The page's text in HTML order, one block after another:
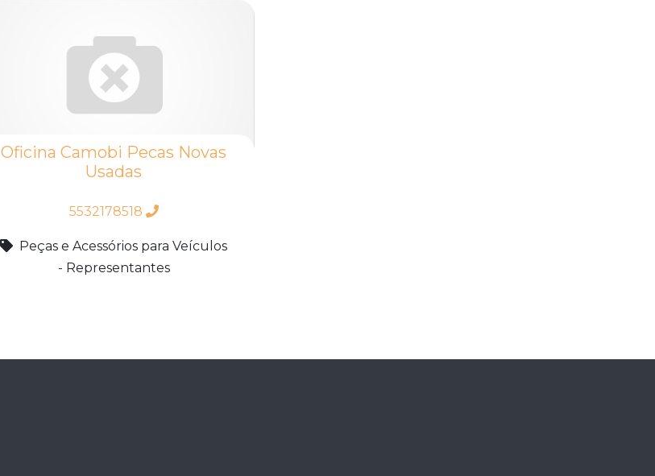
Oficina Camobi Pecas Novas
Usadas
5532178518
Peças e Acessórios para Veículos
- Representantes